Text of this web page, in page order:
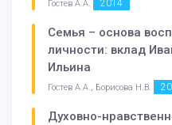
Гостев А.А. 2014
Семья – основа
личности: вклад
Ильина
Гостев А.А., Борисова Н.В.
Духовно-